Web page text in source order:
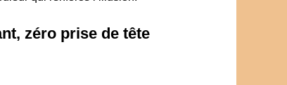
zéro prise de tête